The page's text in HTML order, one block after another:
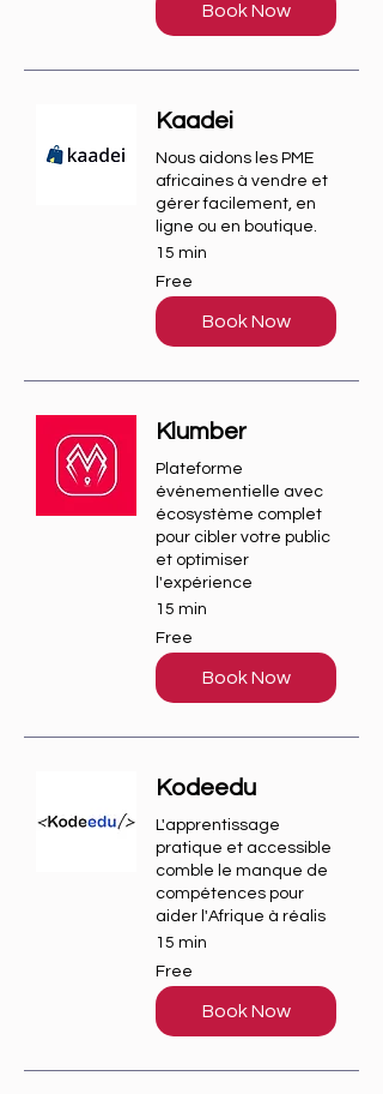
Book Now
Kaadei
Nous aidons les PME
africaines à vendre et
gérer facilement, en
ligne ou en boutique.
15 min
Free
Free
Book Now
Klumber
Plateforme
événementielle avec
écosystème complet
pour cibler votre public
et optimiser
l'expérience
15 min
Free
Free
Book Now
Kodeedu
L'apprentissage
pratique et accessible
comble le manque de
compétences pour
aider l'Afrique à réalis
15 min
Free
Free
Book Now